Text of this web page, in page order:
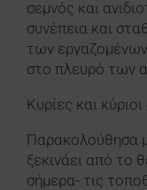
σεμνός και
συνέπεια και
των
στο πλευρό των
Κυρίες και
Παρακολούθησα
ξεκινάει από το
σήμερα- τις